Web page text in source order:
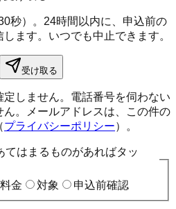
秒）。24時間以内に、申込前の
ます。いつでも中止できます。
受け取る
しません。電話番号を伺わない
。メールアドレスは、この件の
プライバシーポリシー）。
てはまるものがあればタッ
料金 対象 申込前確認